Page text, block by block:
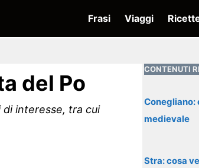
Frasi Viaggi
del Po
interesse, tra cui
CONTENUTI
Conegliano:
medievale
Stra: cosa